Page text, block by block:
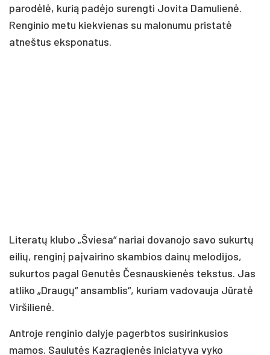
parodėlė, kurią padėjo surengti Jovita Damulienė.
Renginio metu kiekvienas su malonumu pristatė
atneštus eksponatus.
Literatų klubo „Šviesa“ nariai dovanojo savo sukurtų
eilių, renginį paįvairino skambios dainų melodijos,
sukurtos pagal Genutės Česnauskienės tekstus. Jas
atliko „Draugų“ ansamblis“, kuriam vadovauja Jūratė
Viršilienė.
Antroje renginio dalyje pagerbtos susirinkusios
mamos. Saulutės Kazragienės iniciatyva vyko